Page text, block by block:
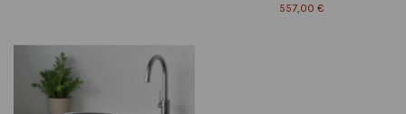
557,00 €